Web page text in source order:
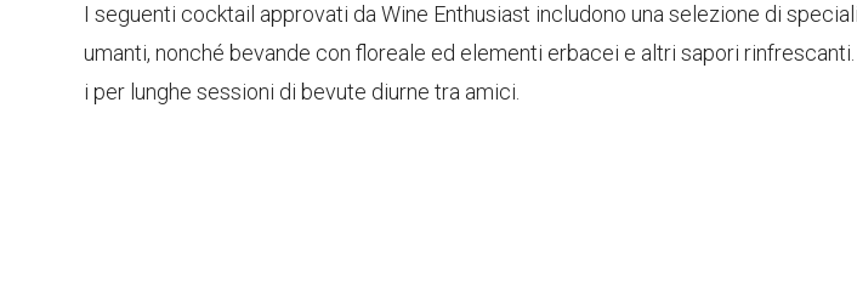
I seguenti cocktail approvati da Wine Enthusiast includono una selezione di
umanti, nonché bevande con floreale ed elementi erbacei e altri sapori
i per lunghe sessioni di bevute diurne tra amici.